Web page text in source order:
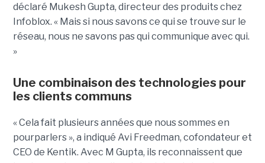
déclaré Mukesh Gupta, directeur des produits chez
Infoblox. « Mais si nous savons ce qui se trouve sur le
réseau, nous ne savons pas qui communique avec qui.
»
Une combinaison des technologies pour
les clients communs
« Cela fait plusieurs années que nous sommes en
pourparlers », a indiqué Avi Freedman, cofondateur et
CEO de Kentik. Avec M Gupta, ils reconnaissent que